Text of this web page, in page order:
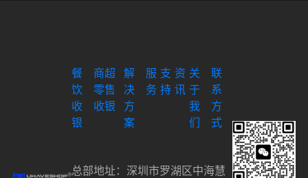
餐
饮
收
银
商超
零售
收银
解
决
方
案
服
务
支
持
资
讯
关
于
我
们
联
系
方
式
总部地址：深圳市罗湖区中海慧